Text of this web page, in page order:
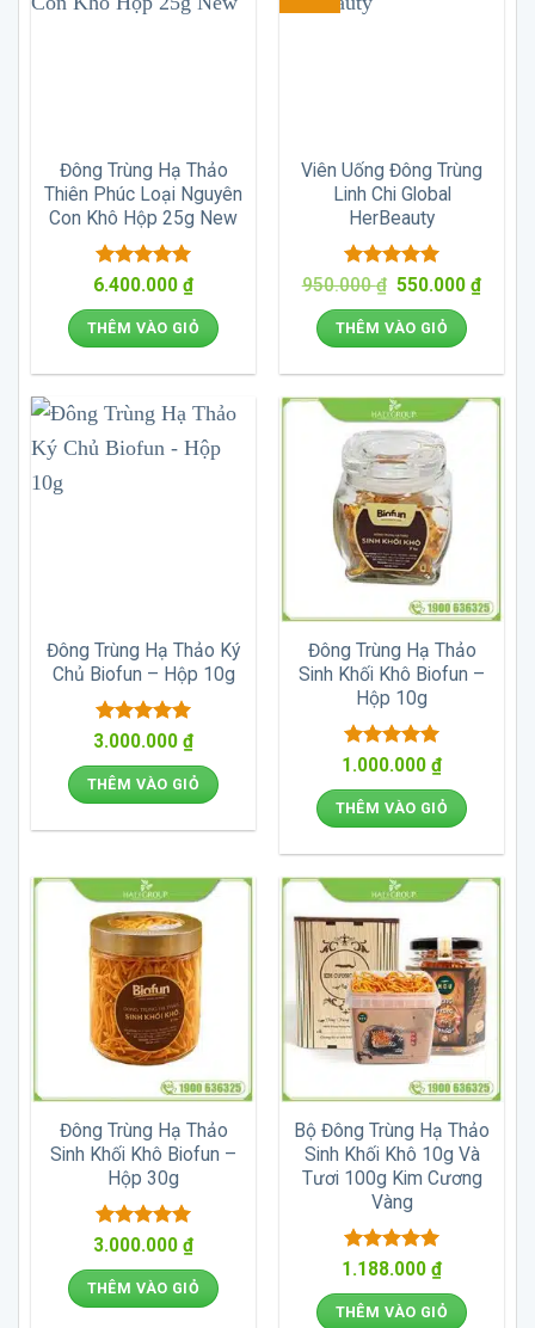
Đông Trùng Hạ Thảo
Thiên Phúc Loại Nguyên
Con Khô Hộp 25g New
Được xếp
sao
6.400.000 ₫
THÊM VÀO GIỎ
Viên Uống Đông Trùng
Linh Chi Global
HerBeauty
Được xếp
hạng
sao
950.000₫ Giá
là:
950.000 ₫.
550.000₫Giá
THÊM VÀO GIỎ
Đông Trùng Hạ Thảo Ký
Chủ Biofun – Hộp 10g
Được xếp
sao
3.000.000 ₫
THÊM VÀO GIỎ
Đông Trùng Hạ Thảo
Sinh Khối Khô Biofun –
Hộp 10g
Được xếp
sao
1.000.000 ₫
THÊM VÀO GIỎ
Đông Trùng Hạ Thảo
Sinh Khối Khô Biofun –
Hộp 30g
Được xếp
sao
3.000.000 ₫
THÊM VÀO GIỎ
Bộ Đông Trùng Hạ Thảo
Sinh Khối Khô 10g Và
Tươi 100g Kim Cương
Vàng
Được xếp
sao
1.188.000 ₫
THÊM VÀO GIỎ